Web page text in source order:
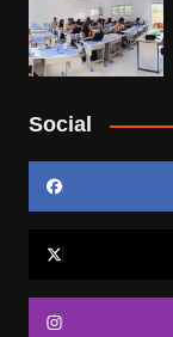
Social